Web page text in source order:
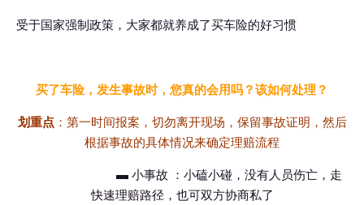
受于国家强制政策，大家都就养成了买车险的好习惯
买了车险，发生事故时，您真的会用吗？该如何处理？
划重点：第一时间报案，切勿离开现场，保留事故证明，然后
根据事故的具体情况来确定理赔流程
▬ 小事故 ：小磕小碰，没有人员伤亡，走
快速理赔路径，也可双方协商私了